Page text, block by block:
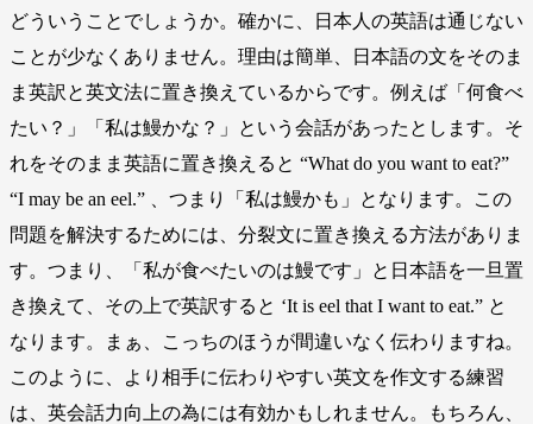
どういうことでしょうか。確かに、日本人の英語は通じない
ことが少なくありません。理由は簡単、日本語の文をそのま
ま英訳と英文法に置き換えているからです。例えば「何食べ
たい？」「私は鰻かな？」という会話があったとします。そ
れをそのまま英語に置き換えると “What do you want to eat?”
“I may be an eel.” 、つまり「私は鰻かも」となります。この
問題を解決するためには、分裂文に置き換える方法がありま
す。つまり、「私が食べたいのは鰻です」と日本語を一旦置
き換えて、その上で英訳すると ‘It is eel that I want to eat.” と
なります。まぁ、こっちのほうが間違いなく伝わりますね。
このように、より相手に伝わりやすい英文を作文する練習
は、英会話力向上の為には有効かもしれません。もちろん、